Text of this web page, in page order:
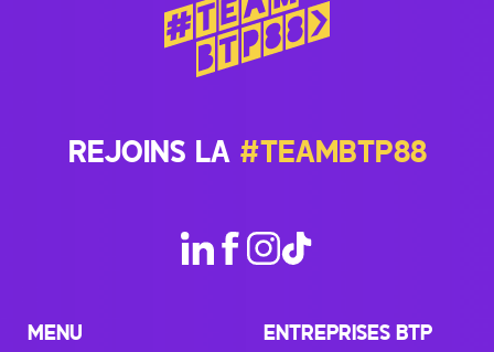
REJOINS LA #TEAMBTP88
MENU
ENTREPRISES BTP